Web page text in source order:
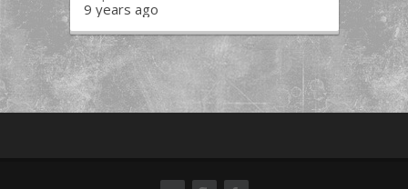
9 years ago